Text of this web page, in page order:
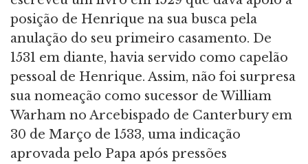
posição de Henrique na sua busca pela
anulação do seu primeiro casamento. De
1531 em diante, havia servido como capelão
pessoal de Henrique. Assim, não foi surpresa
sua nomeação como sucessor de William
Warham no Arcebispado de Canterbury em
30 de Março de 1533, uma indicação
aprovada pelo Papa após pressões